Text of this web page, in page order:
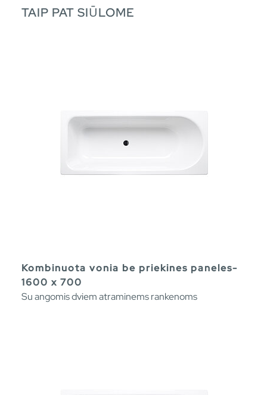
TAIP PAT SIŪLOME
Kombinuota vonia be priekines paneles-
1600 x 700
Su angomis dviem atraminems rankenoms